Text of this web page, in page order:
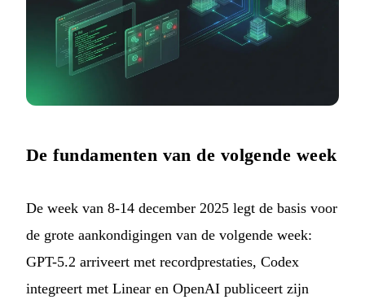
De fundamenten van de volgende week
De week van 8-14 december 2025 legt de basis voor
de grote aankondigingen van de volgende week:
GPT-5.2 arriveert met recordprestaties, Codex
integreert met Linear en OpenAI publiceert zijn